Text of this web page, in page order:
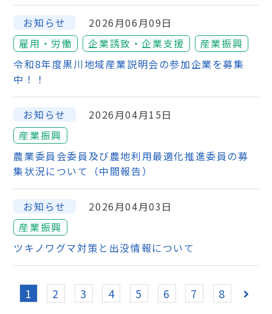
お知らせ
2026月06月09日
雇用・労働
企業誘致・企業支援
産業振興
令和8年度黒川地域産業説明会の参加企業を募集
中！！
お知らせ
2026月04月15日
産業振興
農業委員会委員及び農地利用最適化推進委員の募
集状況について（中間報告）
お知らせ
2026月04月03日
産業振興
ツキノワグマ対策と出没情報について
1 2 3 4 5 6 7 8